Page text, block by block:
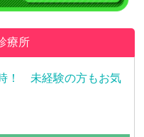
療所
！ 未経験の方もお気